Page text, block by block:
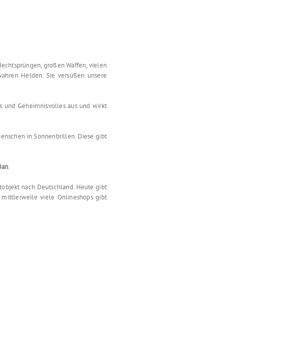
großen Waffen, vielen
Helden. Sie versüßen unsere
und Geheimnisvolles aus und wirkt
in Sonnenbrillen. Diese gibt
.
nach Deutschland. Heute gibt
mittlerweile viele Onlineshops gibt